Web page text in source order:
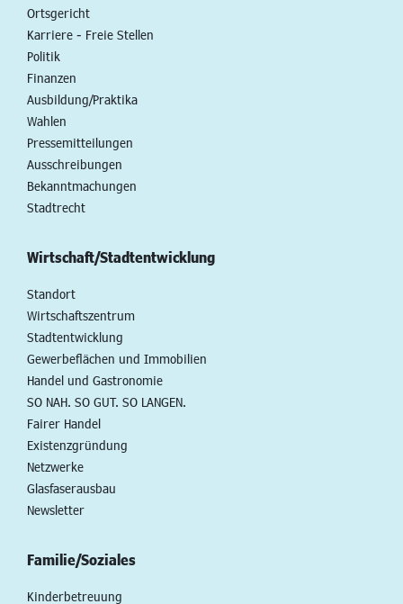
Ortsgericht
Karriere - Freie Stellen
Politik
Finanzen
Ausbildung/Praktika
Wahlen
Pressemitteilungen
Ausschreibungen
Bekanntmachungen
Stadtrecht
Wirtschaft/Stadtentwicklung
Standort
Wirtschaftszentrum
Stadtentwicklung
Gewerbeflächen und Immobilien
Handel und Gastronomie
SO NAH. SO GUT. SO LANGEN.
Fairer Handel
Existenzgründung
Netzwerke
Glasfaserausbau
Newsletter
Familie/Soziales
Kinderbetreuung